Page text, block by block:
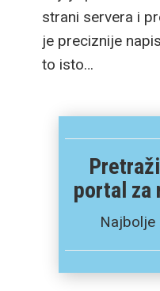
strani servera i
je preciznije
to isto…
portal za
Najbolje